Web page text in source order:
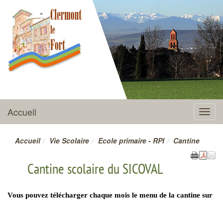
CLERMONT-LE-FORT
Menu
Accueil
Accueil Vie Scolaire Ecole primaire - RPI Cantine
Cantine scolaire du SICOVAL
Vous pouvez télécharger chaque mois le menu de la cantine sur